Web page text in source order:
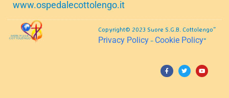
www.ospedalecottolengo.it
Copyright© 2023 Suore S.G.B. Cottolengo”
Privacy Policy – Cookie Policy“